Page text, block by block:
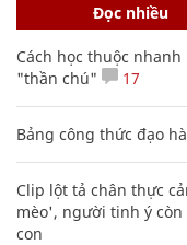
Đọc nhiều
Cách học thuộc
"thần chú"
17
Bảng công thức đạo
Clip lột tả chân thực
mèo', người tinh ý
con